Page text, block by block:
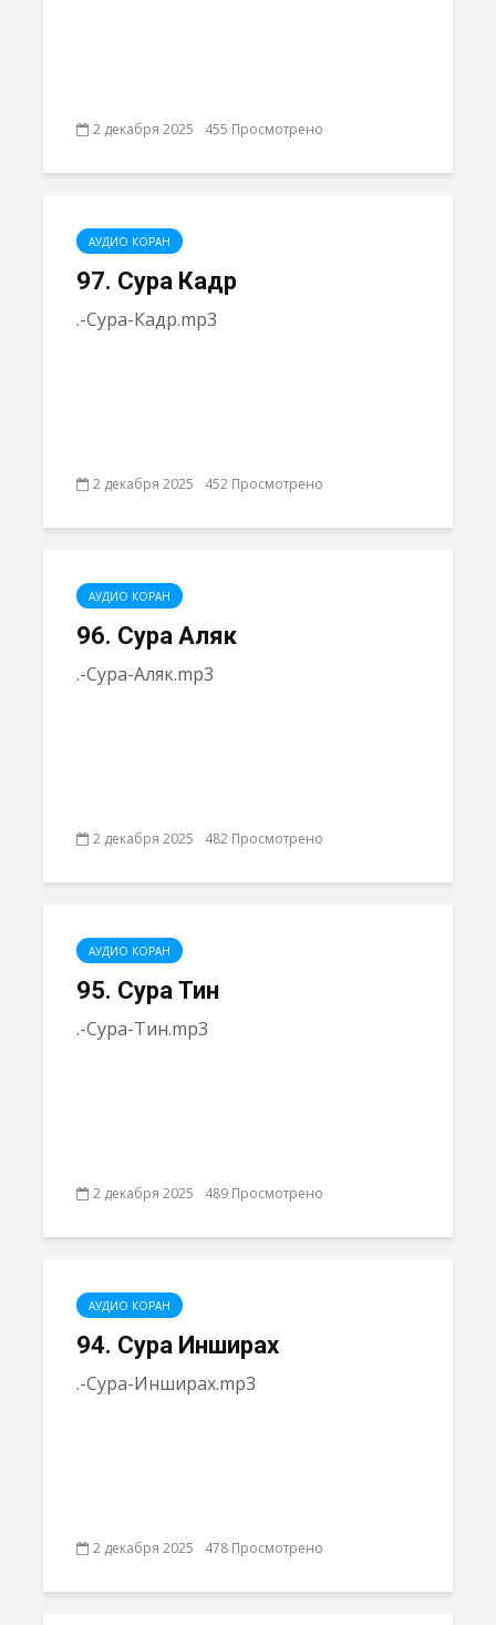
2 декабря 2025 455 Просмотрено
АУДИО КОРАН
97. Сура Кадр
.-Сура-Кадр.mp3
2 декабря 2025 452 Просмотрено
АУДИО КОРАН
96. Сура Аляк
.-Сура-Аляк.mp3
2 декабря 2025 482 Просмотрено
АУДИО КОРАН
95. Сура Тин
.-Сура-Тин.mp3
2 декабря 2025 489 Просмотрено
АУДИО КОРАН
94. Сура Инширах
.-Сура-Инширах.mp3
2 декабря 2025 478 Просмотрено